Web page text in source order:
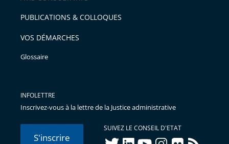
PUBLICATIONS & COLLOQUES
VOS DÉMARCHES
Glossaire
INFOLETTRE
Inscrivez-vous à la lettre de la Justice administrative
S'inscrire
SUIVEZ LE CONSEIL D'ETAT
twitterlinkedInyoutubeinstagram
flickr rss